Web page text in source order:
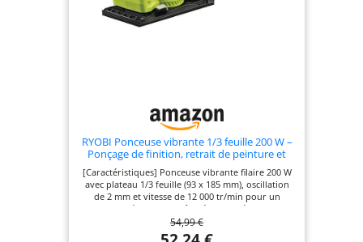
RYOBI Ponceuse vibrante 1/3 feuille 200 W –
Ponçage de finition, retrait de peinture et
préparation des surfaces – Livrée avec 20
abrasifs
[Caractéristiques] Ponceuse vibrante filaire 200 W
avec plateau 1/3 feuille (93 x 185 mm), oscillation
de 2 mm et vitesse de 12 000 tr/min pour un
ponçage régulier et maîtrisé. [Caractéristiques]
Ponceuse vibrante filaire 200 W avec plateau 1/3
feuille (93 x 185 mm), oscillation de 2 mm et vitesse
54,99 €